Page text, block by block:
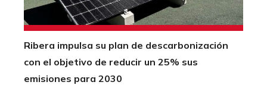
Ribera impulsa su plan de descarbonización
con el objetivo de reducir un 25% sus
emisiones para 2030